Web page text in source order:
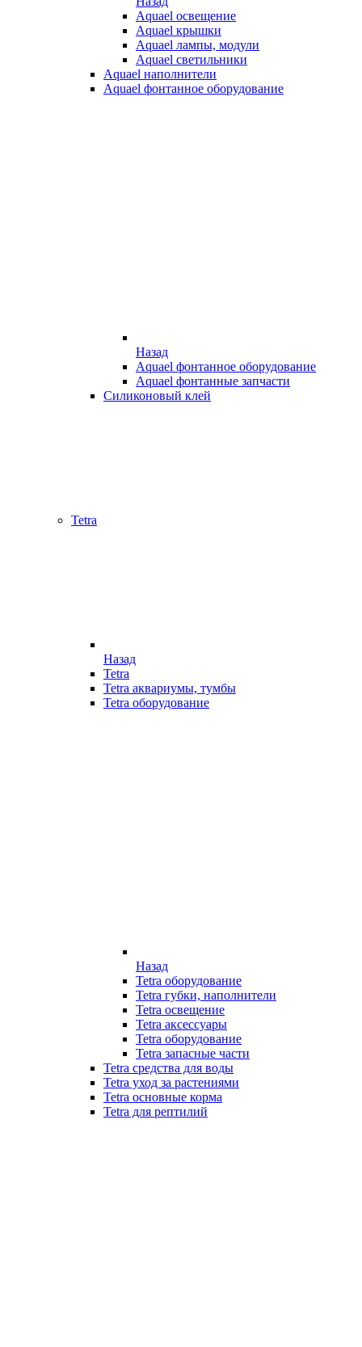
Aquael освещение
Aquael крышки
Aquael лампы, модули
Aquael светильники
Aquael наполнители
Aquael фонтанное оборудование
Назад
Aquael фонтанное оборудование
Aquael фонтанные запчасти
Силиконовый клей
Tetra
Назад
Tetra
Tetra аквариумы, тумбы
Tetra оборудование
Назад
Tetra оборудование
Tetra губки, наполнители
Tetra освещение
Tetra аксессуары
Tetra оборудование
Tetra запасные части
Tetra средства для воды
Tetra уход за растениями
Tetra основные корма
Tetra для рептилий